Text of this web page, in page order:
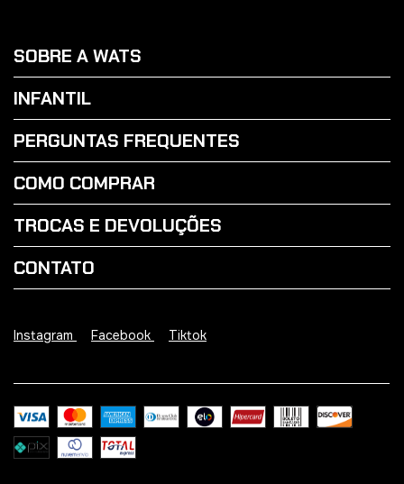
SOBRE A WATS
INFANTIL
PERGUNTAS FREQUENTES
COMO COMPRAR
TROCAS E DEVOLUÇÕES
CONTATO
Instagram Facebook Tiktok